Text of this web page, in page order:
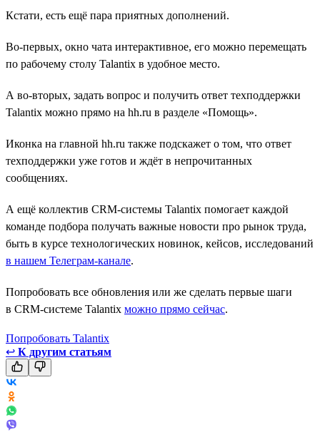
Кстати, есть ещё пара приятных дополнений.
Во-первых, окно чата интерактивное, его можно перемещать
по рабочему столу Talantix в удобное место.
А во-вторых, задать вопрос и получить ответ техподдержки
Talantix можно прямо на hh.ru в разделе «Помощь».
Иконка на главной hh.ru также подскажет о том, что ответ
техподдержки уже готов и ждёт в непрочитанных
сообщениях.
А ещё коллектив CRM-системы Talantix помогает каждой
команде подбора получать важные новости про рынок труда,
быть в курсе технологических новинок, кейсов, исследований
в нашем Телеграм-канале.
Попробовать все обновления или же сделать первые шаги
в CRM-системе Talantix можно прямо сейчас.
Попробовать Talantix
↩ К другим статьям